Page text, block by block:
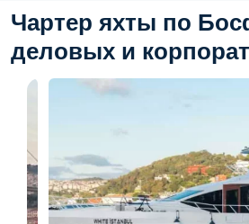
Чартер яхты по
деловых и